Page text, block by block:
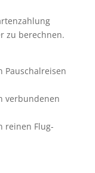
zu berechnen.
Pauschalreisen
verbundenen
reinen Flug-